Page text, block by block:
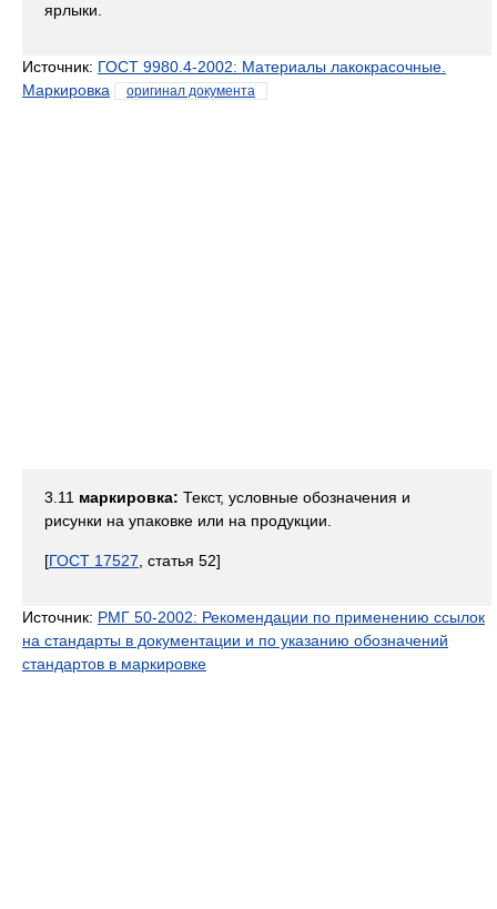
ярлыки.
Источник: ГОСТ 9980.4-2002: Материалы лакокрасочные.
Маркировка
оригинал документа
3.11 маркировка: Текст, условные обозначения и
рисунки на упаковке или на продукции.
[ГОСТ 17527 , статья 52]
Источник: РМГ 50-2002: Рекомендации по применению ссылок
на стандарты в документации и по указанию обозначений
стандартов в маркировке